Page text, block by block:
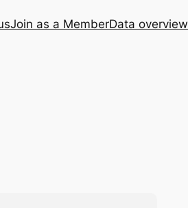
Join as a MemberData overview